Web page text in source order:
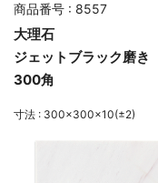
商品番号 : 8557
大理石
ジェットブラック磨き
300角
寸法 : 300×300×10(±2)